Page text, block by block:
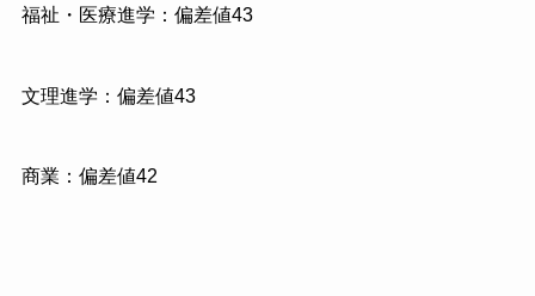
福祉・医療進学：偏差値43
文理進学：偏差値43
商業：偏差値42